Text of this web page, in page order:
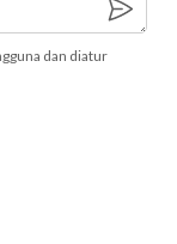
dan diatur